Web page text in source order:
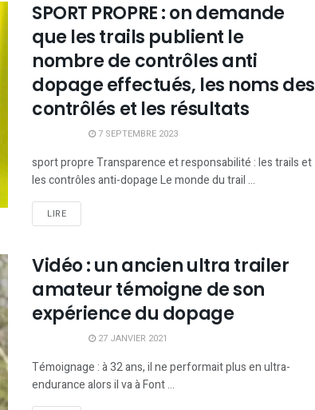
SPORT PROPRE : on demande
que les trails publient le
nombre de contrôles anti
dopage effectués, les noms des
contrôlés et les résultats
7 SEPTEMBRE 2023
sport propre Transparence et responsabilité : les trails et
les contrôles anti-dopage Le monde du trail ...
LIRE
Vidéo : un ancien ultra trailer
amateur témoigne de son
expérience du dopage
27 JANVIER 2021
Témoignage : à 32 ans, il ne performait plus en ultra-
endurance alors il va à Font ...